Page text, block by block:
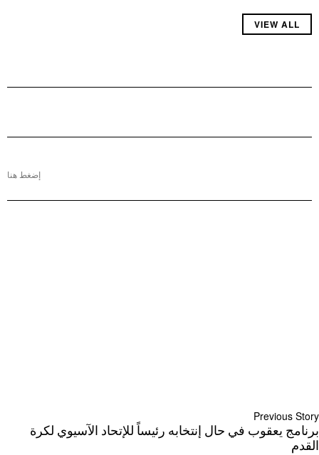
VIEW ALL
إضغط هنا
Previous Story
برنامج يعقوب في حال إنتخابه رئيساً للإتحاد الآسيوي لكرة
القدم